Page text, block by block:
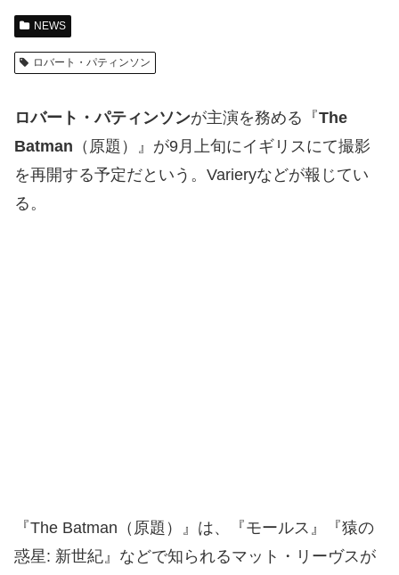
NEWS
ロバート・パティンソン
ロバート・パティンソンが主演を務める『The
Batman （原題）』が9月上旬にイギリスにて撮影
を再開する予定だという。Varieryなどが報じてい
る。
『The Batman（原題）』は、『モールス』『猿の
惑星: 新世紀』などで知られるマット・リーヴスが